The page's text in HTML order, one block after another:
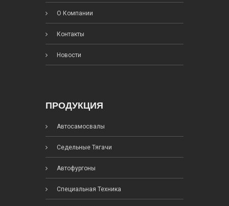
О Компании
Контакты
Новости
ПРОДУКЦИЯ
Автосамосвалы
Седельные Тягачи
Автофургоны
Специальная Техника